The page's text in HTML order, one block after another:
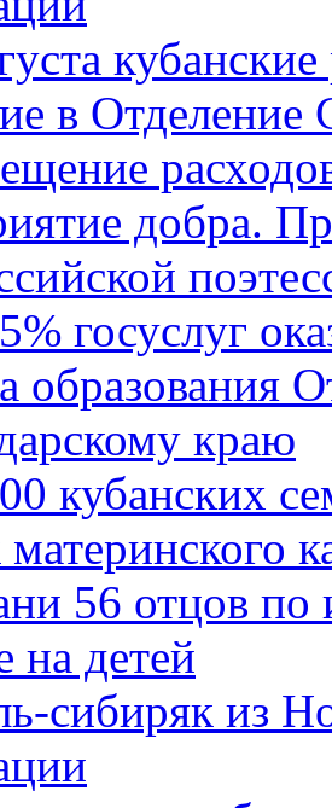
в
добра.
госуслуг
образования
краю
кубанских
материнского
56 отцов по
на детей
сибиряк из